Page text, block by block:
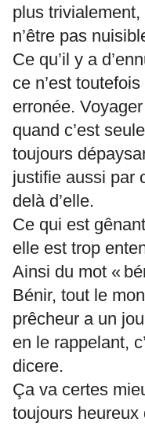
plus trivialement,
n’être pas
Ce qu’il y a
ce n’est
erronée.
quand c’est
toujours
justifie aussi par
delà d’elle.
Ce qui est
elle est trop
Ainsi du mot «
Bénir, tout le
prêcheur a un
en le rappelant,
dicere.
Ça va certes
toujours heureux